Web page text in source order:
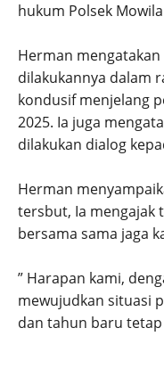
hukum Polsek
Herman
dilakukannya dalam
kondusif menjelang
2025. Ia juga
dilakukan dialog
Herman
tersbut, Ia mengajak
bersama sama jaga
” Harapan kami,
mewujudkan situasi
dan tahun baru